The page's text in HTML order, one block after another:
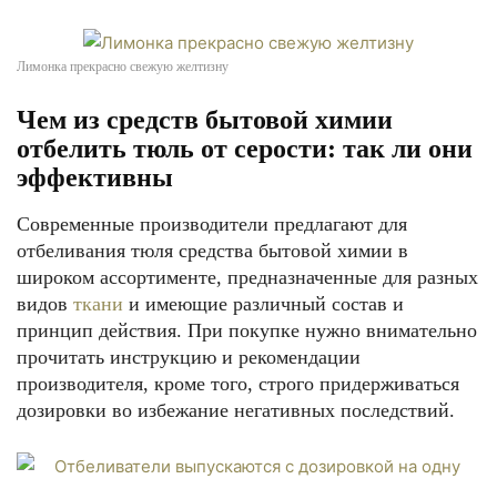
Лимонка прекрасно свежую желтизну
Чем из средств бытовой химии
отбелить тюль от серости: так ли они
эффективны
Современные производители предлагают для
отбеливания тюля средства бытовой химии в
широком ассортименте, предназначенные для разных
видов ткани и имеющие различный состав и
принцип действия. При покупке нужно внимательно
прочитать инструкцию и рекомендации
производителя, кроме того, строго придерживаться
дозировки во избежание негативных последствий.